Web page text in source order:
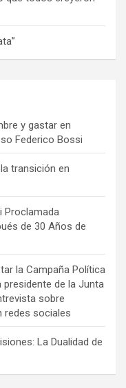
y gastar en
Federico Bossi
transición en
Proclamada
de 30 Años de
la Campaña Política
presidente de la Junta
sobre
redes sociales
La Dualidad de